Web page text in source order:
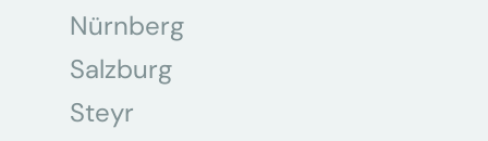
Nürnberg
Salzburg
Steyr